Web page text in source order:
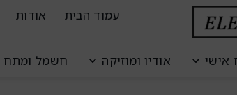
עמוד הבית אודות
אישי אודיו ומוזיקה חשמל ומתח